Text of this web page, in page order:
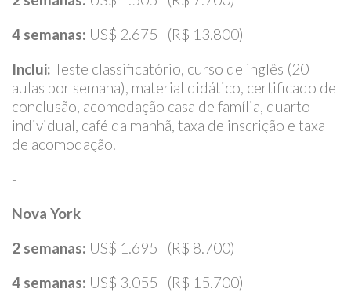
4 semanas: US$ 2.675 (R$ 13.800)
Inclui: Teste classificatório, curso de inglês (20
aulas por semana), material didático, certificado de
conclusão, acomodação casa de família, quarto
individual, café da manhã, taxa de inscrição e taxa
de acomodação.
-
Nova York
2 semanas: US$ 1.695 (R$ 8.700)
4 semanas: US$ 3.055 (R$ 15.700)